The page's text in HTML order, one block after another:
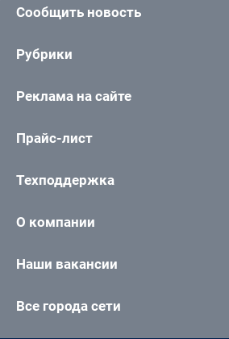
Сообщить новость
Рубрики
Реклама на сайте
Прайс-лист
Техподдержка
О компании
Наши вакансии
Все города сети